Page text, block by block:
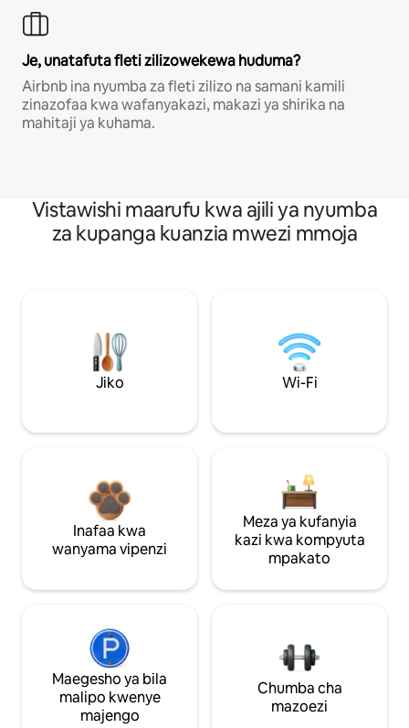
Je, unatafuta fleti zilizowekewa huduma?
Airbnb ina nyumba za fleti zilizo na samani kamili
zinazofaa kwa wafanyakazi, makazi ya shirika na
mahitaji ya kuhama.
Vistawishi maarufu kwa ajili ya nyumba
za kupanga kuanzia mwezi mmoja
Jiko Wi-Fi
Inafaa kwa
wanyama vipenzi
Meza ya kufanyia
kazi kwa kompyuta
mpakato
Maegesho ya bila
malipo kwenye
majengo
Chumba cha
mazoezi